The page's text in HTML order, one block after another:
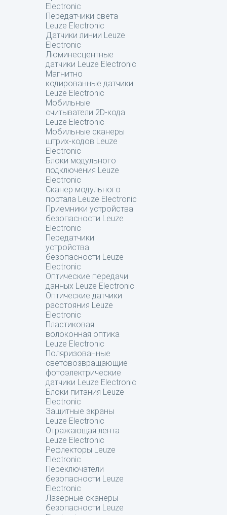
Electronic
Передатчики света
Leuze Electronic
Датчики линии Leuze
Electronic
Люминесцентные
датчики Leuze Electronic
Магнитно
кодированные датчики
Leuze Electronic
Мобильные
считыватели 2D-кода
Leuze Electronic
Мобильные сканеры
штрих-кодов Leuze
Electronic
Блоки модульного
подключения Leuze
Electronic
Сканер модульного
портала Leuze Electronic
Приемники устройства
безопасности Leuze
Electronic
Передатчики
устройства
безопасности Leuze
Electronic
Оптические передачи
данных Leuze Electronic
Оптические датчики
расстояния Leuze
Electronic
Пластиковая
волоконная оптика
Leuze Electronic
Поляризованные
световозвращающие
фотоэлектрические
датчики Leuze Electronic
Блоки питания Leuze
Electronic
Защитные экраны
Leuze Electronic
Отражающая лента
Leuze Electronic
Рефлекторы Leuze
Electronic
Переключатели
безопасности Leuze
Electronic
Лазерные сканеры
безопасности Leuze